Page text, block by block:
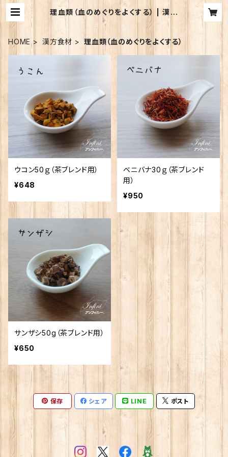
理血類（血のめぐりをよくする） | 漢方
養生サロン アンフィニー. オンライン
ショップ
HOME
漢方食材 理血類（血のめぐりをよくする）
ウコン50ｇ（茶ブレンド用）
¥648
ベニバナ30ｇ（茶ブレンド
用）
¥950
サンザシ50g（茶ブレンド用）
¥650
保存 シェア LINE ポスト